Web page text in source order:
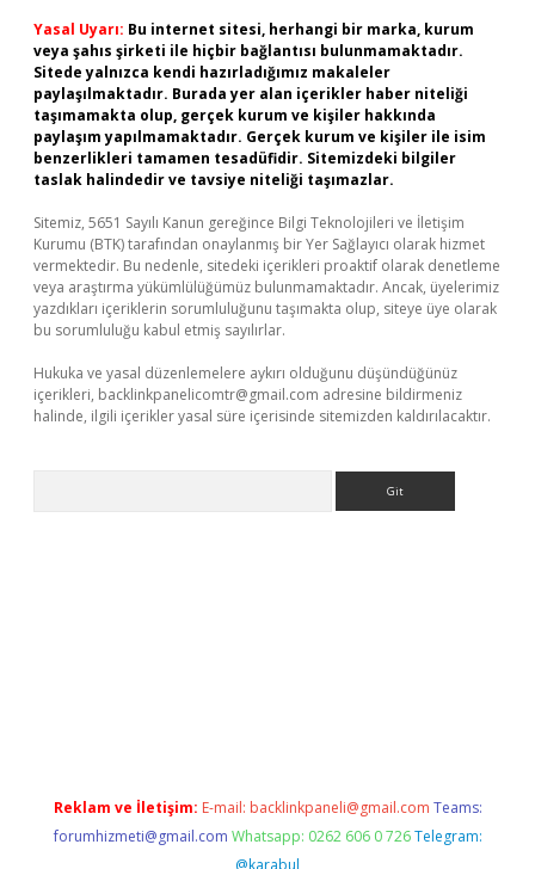
Yasal Uyarı: Bu internet sitesi, herhangi bir marka, kurum
veya şahıs şirketi ile hiçbir bağlantısı bulunmamaktadır.
Sitede yalnızca kendi hazırladığımız makaleler
paylaşılmaktadır. Burada yer alan içerikler haber niteliği
taşımamakta olup, gerçek kurum ve kişiler hakkında
paylaşım yapılmamaktadır. Gerçek kurum ve kişiler ile isim
benzerlikleri tamamen tesadüfidir. Sitemizdeki bilgiler
taslak halindedir ve tavsiye niteliği taşımazlar.
Sitemiz, 5651 Sayılı Kanun gereğince Bilgi Teknolojileri ve İletişim
Kurumu (BTK) tarafından onaylanmış bir Yer Sağlayıcı olarak hizmet
vermektedir. Bu nedenle, sitedeki içerikleri proaktif olarak denetleme
veya araştırma yükümlülüğümüz bulunmamaktadır. Ancak, üyelerimiz
yazdıkları içeriklerin sorumluluğunu taşımakta olup, siteye üye olarak
bu sorumluluğu kabul etmiş sayılırlar.
Hukuka ve yasal düzenlemelere aykırı olduğunu düşündüğünüz
içerikleri, backlinkpanelicomtr@gmail.com adresine bildirmeniz
halinde, ilgili içerikler yasal süre içerisinde sitemizden kaldırılacaktır.
Reklam ve İletişim: E-mail: backlinkpaneli@gmail.com Teams:
forumhizmeti@gmail.com Whatsapp: 0262 606 0 726 Telegram:
@karabul